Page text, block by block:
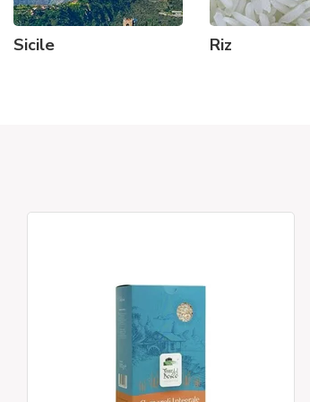
Sicile Riz